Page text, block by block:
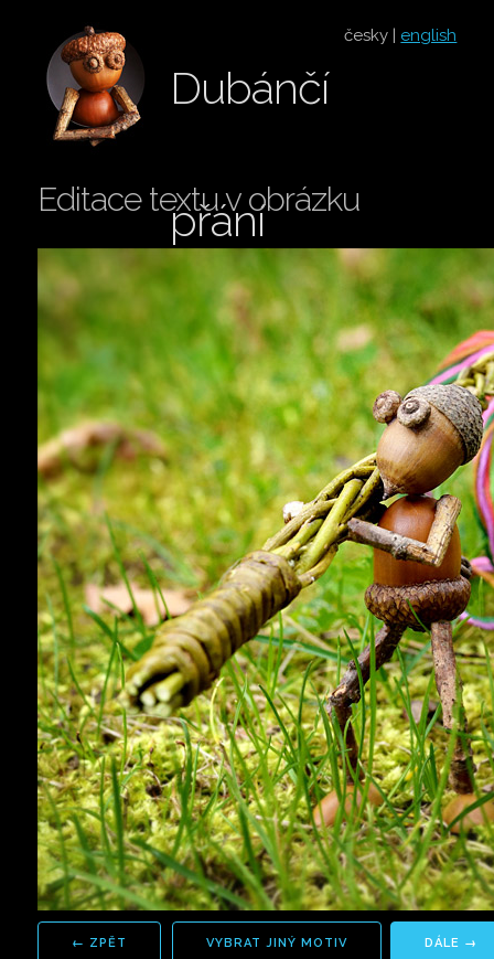
česky | english
Dubánčí
přání
Editace textu v obrázku
VYBRAT JINÝ MOTIV